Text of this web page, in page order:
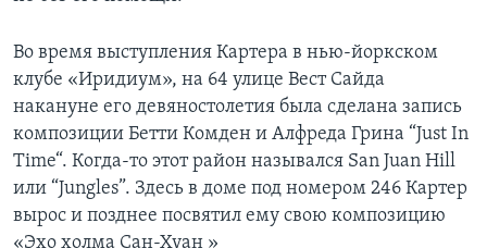
Во время выступления Картера в нью-йоркском
клубе «Иридиум», на 64 улице Вест Сайда
накануне его девяностолетия была сделана запись
композиции Бетти Комден и Алфреда Грина “Just In
Time“. Когда-то этот район назывался San Juan Hill
или “Jungles”. Здесь в доме под номером 246 Картер
вырос и позднее посвятил ему свою композицию
«Эхо холма Сан-Хуан »